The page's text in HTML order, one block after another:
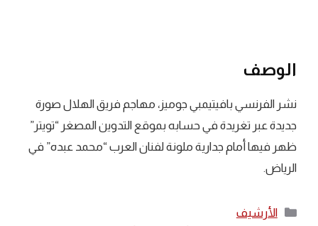
الوصف
نشر الفرنسي بافيتيمبي جوميز، مهاجم فريق الهلال صورة
جديدة عبر تغريدة في حسابه بموقع التدوين المصغر “تويتر”
ظهر فيها أمام جدارية ملونة لفنان العرب “محمد عبده” في
الرياض.
التصنيفات
الأرشيف